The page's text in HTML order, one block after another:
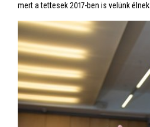
mert a tettesek 2017-ben is velünk élnek.